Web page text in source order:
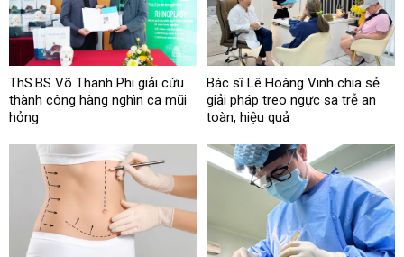
ThS.BS Võ Thanh Phi giải cứu
thành công hàng nghìn ca mũi
hỏng
Bác sĩ Lê Hoàng Vinh chia sẻ
giải pháp treo ngực sa trễ an
toàn, hiệu quả